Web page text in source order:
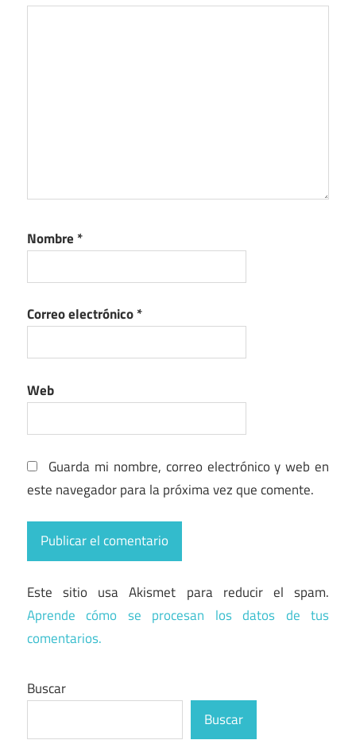
Nombre *
Correo electrónico*
Web
Guarda mi nombre, correo electrónico y web en
este navegador para la próxima vez que comente.
Este sitio usa Akismet para reducir el spam.
Aprende cómo se procesan los datos de tus
comentarios.
Buscar
Buscar